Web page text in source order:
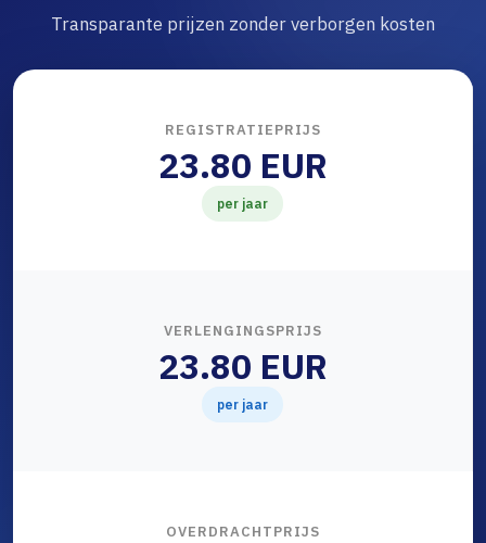
Transparante prijzen zonder verborgen kosten
REGISTRATIEPRIJS
23.80 EUR
per jaar
VERLENGINGSPRIJS
23.80 EUR
per jaar
OVERDRACHTPRIJS